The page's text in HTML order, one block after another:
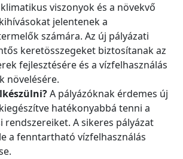
viszonyok és a növekvő
jelentenek a
számára. Az új pályázati
keretösszegeket biztosítanak az
fejlesztésére és a vízfelhasználás
növelésére.
A pályázóknak érdemes új
hatékonyabbá tenni a
rendszereiket. A sikeres pályázat
a fenntartható vízfelhasználás